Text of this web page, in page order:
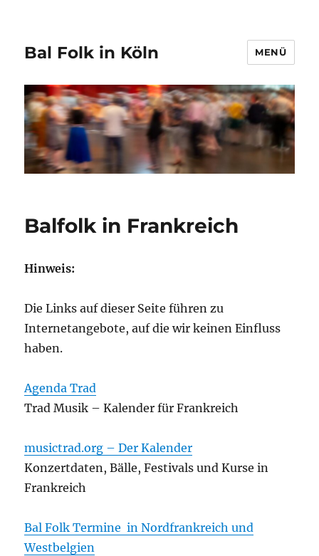
Bal Folk in Köln MENÜ
Balfolk in Frankreich
Hinweis:
Die Links auf dieser Seite führen zu
Internetangebote, auf die wir keinen Einfluss
haben.
Agenda Trad
Trad Musik – Kalender für Frankreich
musictrad.org – Der Kalender
Konzertdaten, Bälle, Festivals und Kurse in
Frankreich
Bal Folk Termine in Nordfrankreich und
Westbelgien